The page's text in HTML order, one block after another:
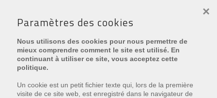
Nouvelles
Paramètres des cookies
Nous utilisons des cookies pour nous permettre de
mieux comprendre comment le site est utilisé. En
continuant à utiliser ce site, vous acceptez cette
politique.
Un cookie est un petit fichier texte qui, lors de la première
visite de ce site web, est enregistré dans le navigateur de
×